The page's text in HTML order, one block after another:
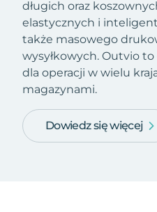
długich oraz
elastycznych i
także masowego
wysyłkowych. Outvio
dla operacji w wielu
magazynami.
Dowiedz się więcej